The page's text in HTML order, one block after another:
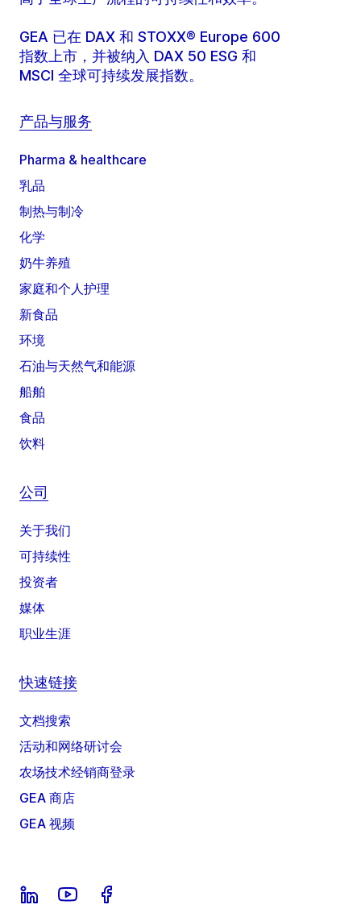
GEA 已在 DAX 和 STOXX® Europe 600
指数上市，并被纳入 DAX 50 ESG 和
MSCI 全球可持续发展指数。
产品与服务
Pharma & healthcare
乳品
制热与制冷
化学
奶牛养殖
家庭和个人护理
新食品
环境
石油与天然气和能源
船舶
食品
饮料
公司
关于我们
可持续性
投资者
媒体
职业生涯
快速链接
文档搜索
活动和网络研讨会
农场技术经销商登录
GEA 商店
GEA 视频